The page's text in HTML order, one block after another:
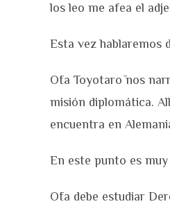
los leo me afea el
Esta vez hablaremos
Ōta Toyotarō nos
misión diplomática.
encuentra en
En este punto es
Ōta debe estudiar